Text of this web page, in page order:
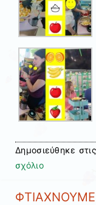
Δημοσιεύθηκε στις
σχόλιο
ΦΤΙΑΧΝΟΥΜΕ